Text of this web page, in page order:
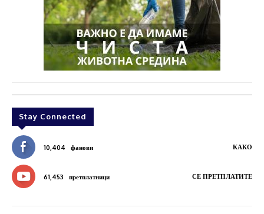
Stay Connected
10,404 фанови КАКО
61,453 претплатници СЕ ПРЕТПЛАТИТЕ